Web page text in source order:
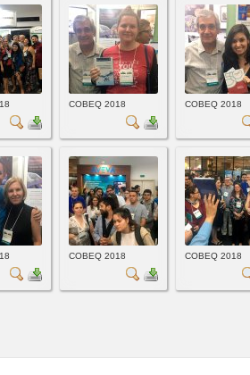
COBEQ 2018 COBEQ 2018
COBEQ 2018 COBEQ 2018